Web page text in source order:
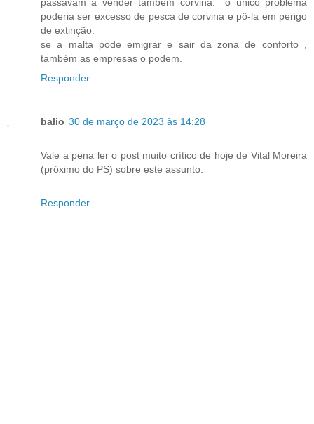
passavam a vender também corvina. o único problema
poderia ser excesso de pesca de corvina e pô-la em perigo
de extinção.
se a malta pode emigrar e sair da zona de conforto ,
também as empresas o podem.
Responder
balio 30 de março de 2023 às 14:28
Vale a pena ler o post muito crítico de hoje de Vital Moreira
(próximo do PS) sobre este assunto:
Responder